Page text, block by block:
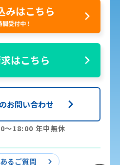
みはこちら
間受付中！
はこちら
お問い合わせ
〜18:00 年中無休
るご質問